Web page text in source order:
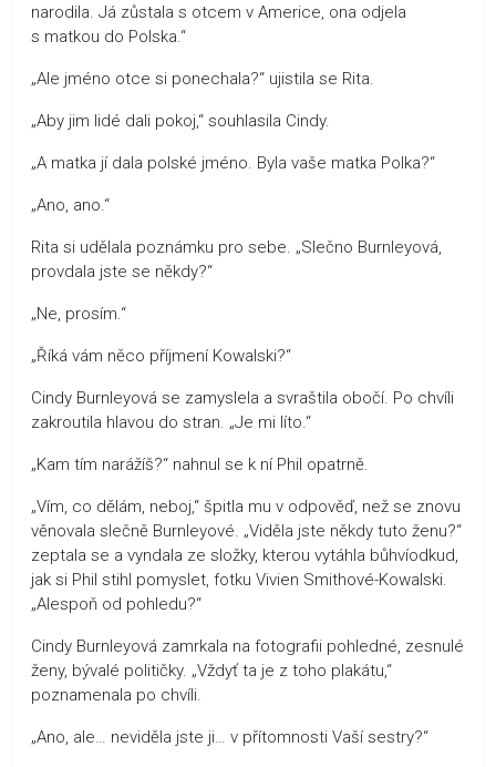
narodila. Já zůstala s otcem v Americe, ona odjela
s matkou do Polska.“
„Ale jméno otce si ponechala?“ ujistila se Rita.
„Aby jim lidé dali pokoj,“ souhlasila Cindy.
„A matka jí dala polské jméno. Byla vaše matka Polka?“
„Ano, ano.“
Rita si udělala poznámku pro sebe. „Slečno Burnleyová,
provdala jste se někdy?“
„Ne, prosím.“
„Říká vám něco příjmení Kowalski?“
Cindy Burnleyová se zamyslela a svraštila obočí. Po chvíli
zakroutila hlavou do stran. „Je mi líto.“
„Kam tím narážíš?“ nahnul se k ní Phil opatrně.
„Vím, co dělám, neboj,“ špitla mu v odpověď, než se znovu
věnovala slečně Burnleyové. „Viděla jste někdy tuto ženu?“
zeptala se a vyndala ze složky, kterou vytáhla bůhvíodkud,
jak si Phil stihl pomyslet, fotku Vivien Smithové-Kowalski.
„Alespoň od pohledu?“
Cindy Burnleyová zamrkala na fotografii pohledné, zesnulé
ženy, bývalé političky. „Vždyť ta je z toho plakátu,“
poznamenala po chvíli.
„Ano, ale… neviděla jste ji… v přítomnosti Vaší sestry?“